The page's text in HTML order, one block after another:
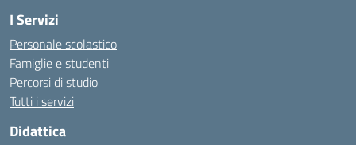
I Servizi
Personale scolastico
Famiglie e studenti
Percorsi di studio
Tutti i servizi
Didattica